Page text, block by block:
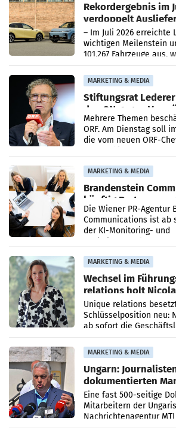
Rekordergebnis im
verdoppelt
überschreitet die
– Im Juli 2026 erreichte
wichtigen Meilenstein
101.267 Fahrzeuge aus,
Ergebnis gegenüber Juli
verdoppelte (+102
MARKETING & MEDIA
Stiftungsrat
den SN gegen
Mehrere Themen
ORF. Am Dienstag soll
die vom neuen ORF-
MARKETING & MEDIA
Brandenstein
künftig Partner von
Die Wiener PR-Agentur
Communications ist ab
der KI-Monitoring- und
MARKETING & MEDIA
Wechsel im
relations holt
Geschäftsleitung
Unique relations
Schlüsselposition neu:
ab sofort die
PR-Agentur an der
Anna Kalina-Mahr.
MARKETING & MEDIA
Ungarn:
dokumentierten
Zensur
Eine fast 500-seitige
Mitarbeitern der
Nachrichtenagentur
systematische